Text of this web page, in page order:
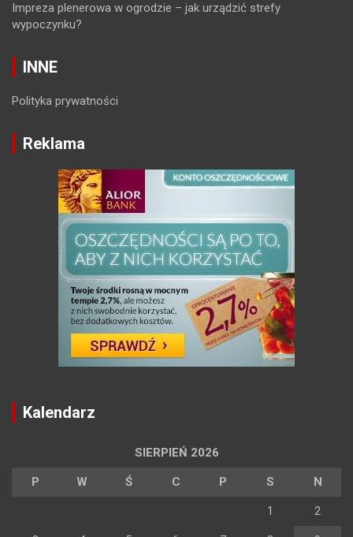
Impreza plenerowa w ogrodzie – jak urządzić strefy
wypoczynku?
INNE
Polityka prywatności
Reklama
Kalendarz
SIERPIEŃ 2026
P W Ś C P S N
1 2